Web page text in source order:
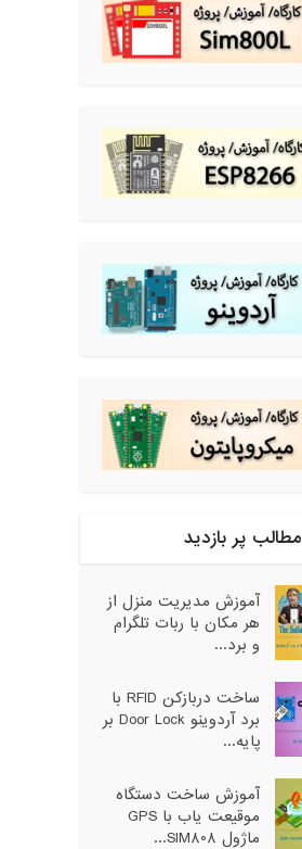
مطالب پر بازدید
آموزش مدیریت منزل از
هر مکان با ربات تلگرام
و برد...
ساخت دربازکن RFID با
برد آردوینو Door Lock بر
پایه...
آموزش ساخت دستگاه
موقیعت یاب با GPS
ماژول SIM808...